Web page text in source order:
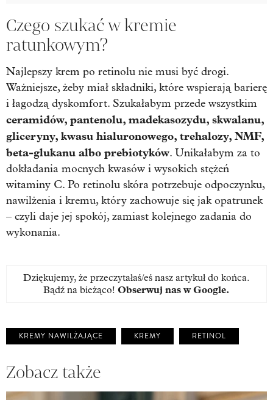
Czego szukać w kremie
ratunkowym?
Najlepszy krem po retinolu nie musi być drogi.
Ważniejsze, żeby miał składniki, które wspierają barierę
i łagodzą dyskomfort. Szukałabym przede wszystkim
ceramidów, pantenolu, madekasozydu, skwalanu,
gliceryny, kwasu hialuronowego, trehalozy, NMF,
beta-glukanu albo prebiotyków. Unikałabym za to
dokładania mocnych kwasów i wysokich stężeń
witaminy C. Po retinolu skóra potrzebuje odpoczynku,
nawilżenia i kremu, który zachowuje się jak opatrunek
– czyli daje jej spokój, zamiast kolejnego zadania do
wykonania.
Dziękujemy, że przeczytałaś/eś nasz artykuł do końca.
Bądź na bieżąco! Obserwuj nas w Google.
KREMY NAWILŻAJĄCE KREMY RETINOL
Zobacz także